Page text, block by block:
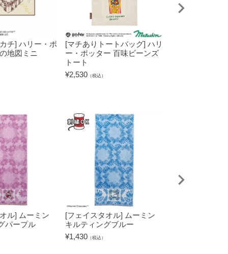
チ] ハリー・ポ
地図ミニ
[マチありトートバッグ] ハリ
ー・ポッター 百味ビーンズ
トート
¥2,530 （税込）
ル] ムーミン
パープル
[フェイスタオル] ムーミン
キルティングブルー
¥1,430 （税込）